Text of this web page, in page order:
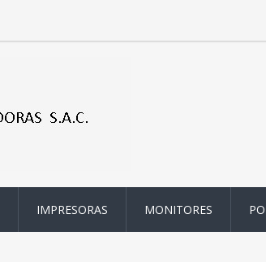
IMPRESORAS MONITORES